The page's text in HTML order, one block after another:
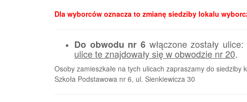
Dla wyborców oznacza to zmianę siedziby lokalu
Do obwodu nr 6 włączone zostały
ulice te znajdowały się w obwodzie nr 20.
Osoby zamieszkałe na tych ulicach zapraszamy do siedziby
Szkoła Podstawowa nr 6, ul. Sienkiewicza 30